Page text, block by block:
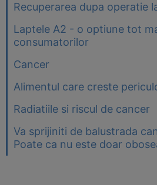
Recuperarea dupa operatie
Laptele A2 - o optiune tot
consumatorilor
Cancer
Alimentul care creste
Radiatiile si riscul de cancer
Va sprijiniti de balustrada
Poate ca nu este doar